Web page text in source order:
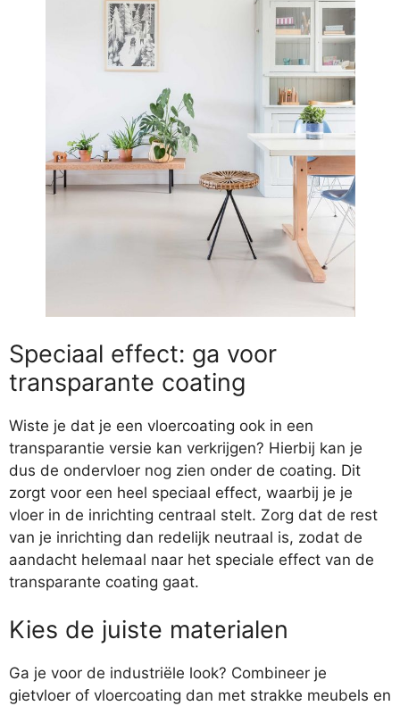
Speciaal effect: ga voor
transparante coating
Wiste je dat je een vloercoating ook in een
transparantie versie kan verkrijgen? Hierbij kan je
dus de ondervloer nog zien onder de coating. Dit
zorgt voor een heel speciaal effect, waarbij je je
vloer in de inrichting centraal stelt. Zorg dat de rest
van je inrichting dan redelijk neutraal is, zodat de
aandacht helemaal naar het speciale effect van de
transparante coating gaat.
Kies de juiste materialen
Ga je voor de industriële look? Combineer je
gietvloer of vloercoating dan met strakke meubels en